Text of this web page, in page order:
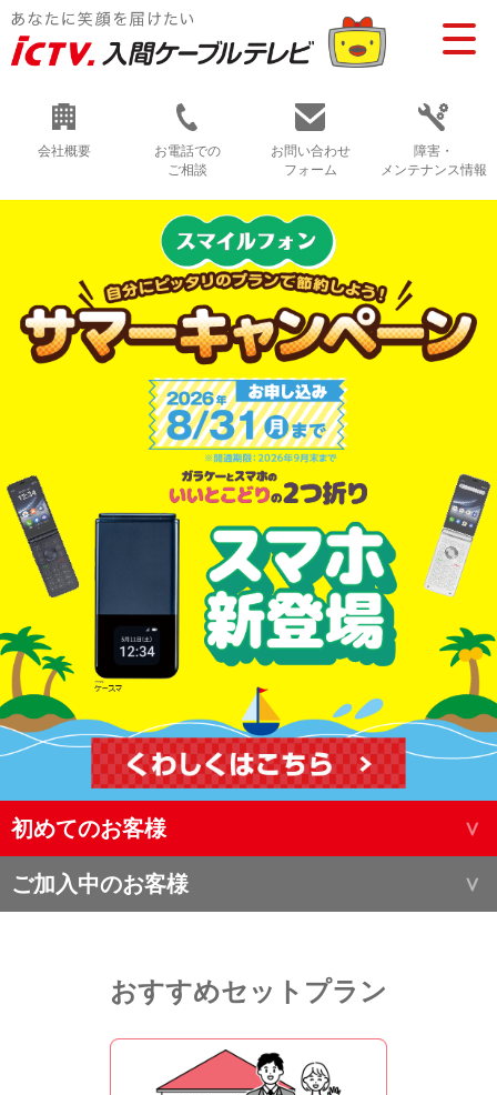
会社概要
お電話での
ご相談
お問い合わせ
フォーム
障害・
メンテナンス情報
初めてのお客様
ご加入中のお客様
おすすめセットプラン